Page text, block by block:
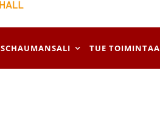
SCHAUMANSALI TUE TOIMINTAA